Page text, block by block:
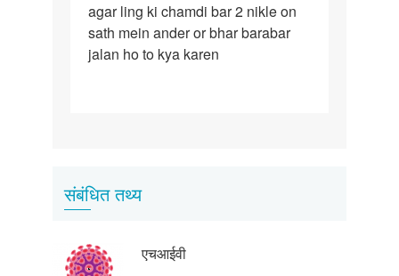
agar
ling
ki
agar ling ki chamdi bar 2 nikle on
sath mein ander or bhar barabar
jalan ho to kya karen
संबंधित तथ्य
एचआईवी